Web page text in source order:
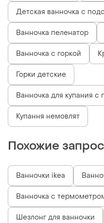
Детская ванночка с
Ванночка пеленатор
Ванночка с горкой
Горки детские
Ванночка для купания с
Купання немовлят
Похожие
Ванночки ikea
Ванночка с
Шезлонг для ванночки